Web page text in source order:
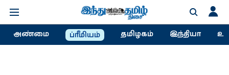
அண்மை ப்ரீமியம் தமிழகம் இந்தியா